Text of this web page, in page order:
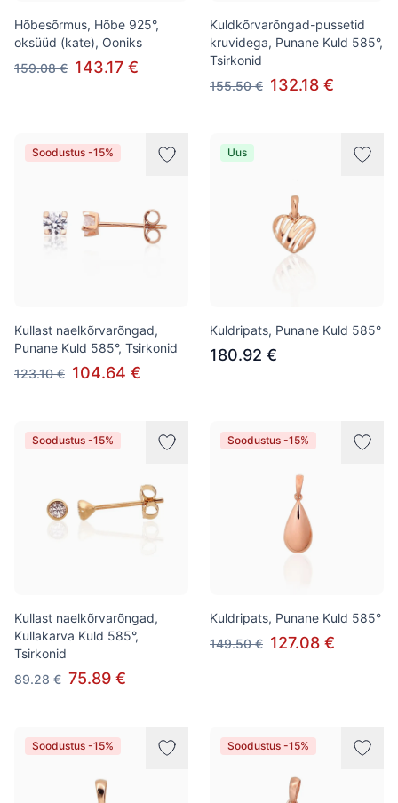
Hõbesõrmus, Hõbe 925°,
oksüüd (kate), Ooniks
159.08 € 143.17 €
Kuldkõrvarõngad-pussetid
kruvidega, Punane Kuld 585°,
Tsirkonid
155.50 € 132.18 €
Soodustus -15%
Kullast naelkõrvarõngad,
Punane Kuld 585°, Tsirkonid
123.10 € 104.64 €
Uus
Kuldripats, Punane Kuld 585°
180.92 €
Soodustus -15%
Kullast naelkõrvarõngad,
Kullakarva Kuld 585°,
Tsirkonid
89.28 € 75.89 €
Soodustus -15%
Kuldripats, Punane Kuld 585°
149.50 € 127.08 €
Soodustus -15% Soodustus -15%